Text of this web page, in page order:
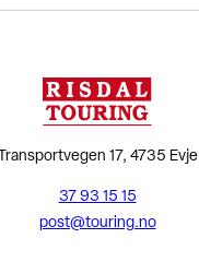
Transportvegen 17, 4735 Evje
37 93 15 15
post@touring.no